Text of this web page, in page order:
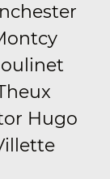
Hugo